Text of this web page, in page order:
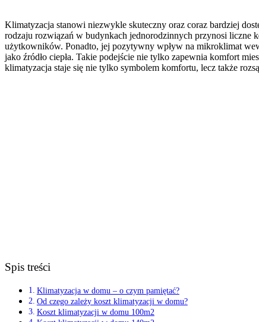
Klimatyzacja stanowi niezwykle skuteczny oraz coraz bardziej
rodzaju rozwiązań w budynkach jednorodzinnych przynosi liczne
użytkowników. Ponadto, jej pozytywny wpływ na mikroklimat
jako źródło ciepła. Takie podejście nie tylko zapewnia komfort
klimatyzacja staje się nie tylko symbolem komfortu, lecz także
Spis treści
Klimatyzacja w domu – o czym pamiętać?
Od czego zależy koszt klimatyzacji w domu?
Koszt klimatyzacji w domu 100m2